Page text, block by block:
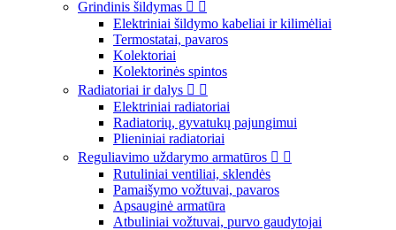
Grindinis šildymas  
Elektriniai šildymo kabeliai ir kilimėliai
Termostatai, pavaros
Kolektoriai
Kolektorinės spintos
Radiatoriai ir dalys  
Elektriniai radiatoriai
Radiatorių, gyvatukų pajungimui
Plieniniai radiatoriai
Reguliavimo uždarymo armatūros  
Rutuliniai ventiliai, sklendės
Pamaišymo vožtuvai, pavaros
Apsauginė armatūra
Atbuliniai vožtuvai, purvo gaudytojai